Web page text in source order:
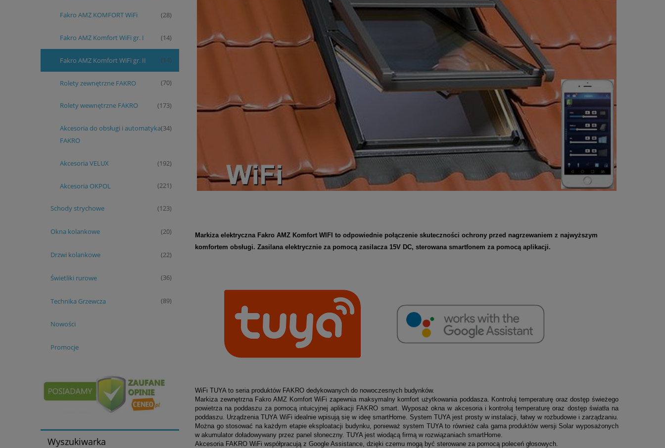
Fakro AMZ KOMFORT WiFi (28)
Fakro AMZ Komfort WiFi gr. I (14)
Fakro AMZ Komfort WiFi gr. II (14)
Rolety zewnętrzne FAKRO (70)
Rolety wewnętrzne FAKRO (173)
Akcesoria do obsługi i automatyka
FAKRO
(34)
Akcesoria VELUX (192)
Akcesoria OKPOL (221)
Schody strychowe (123)
Okna kolankowe (20)
Drzwi kolankowe (22)
Świetliki rurowe (36)
Technika Grzewcza (89)
Nowości
Promocje
Wyszukiwarka
Markiza elektryczna Fakro AMZ Komfort WIFI to odpowiednie połączenie skuteczności ochrony przed nagrzewaniem z najwyższym
komfortem obsługi. Zasilana elektrycznie za pomocą zasilacza 15V DC, sterowana smartfonem za pomocą aplikacji.
WiFi TUYA to seria produktów FAKRO dedykowanych do nowoczesnych budynków.
Markiza zewnętrzna Fakro AMZ Komfort WiFi zapewnia maksymalny komfort użytkowania poddasza. Kontroluj temperaturę oraz dostęp świeżego
powietrza na poddaszu za pomocą intuicyjnejaplikacji FAKRO smart. Wyposaż okna w akcesoria i kontroluj temperaturę oraz dostęp światła na
poddaszu. Urządzenia TUYA WiFi idealnie wpisują się w ideę smartHome. System TUYA jest prosty w instalacji, łatwy w rozbudowie i zarządzaniu.
Można go stosować na każdym etapie eksploatacji budynku, ponieważ system TUYA to również cała gama produktów wersji Solarwyposażonych
w akumulator doładowywany przez panel słoneczny. TUYA jest wiodącą firmą w rozwiązaniach smartHome.
Akcesoria FAKRO WiFi współpracują z Google Assistance, dzięki czemu mogą być sterowane za pomocą poleceń głosowych.